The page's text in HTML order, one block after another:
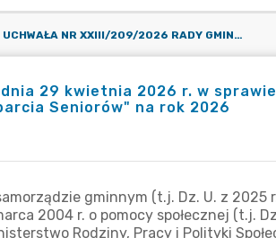
UCHWAŁA NR XXIII/209/2026 RADY GMINY KLESZCZEWO Z DNIA 29 KWIETNIA 2026 R. W SPRAWIE PRZYJĘCIA GMINNEGO PROGRAMU OSŁONOWEGO "KORPUS WSPARCIA SENIORÓW" NA ROK 2026
dnia 29 kwietnia 2026 r. w sprawie
Seniorów" na rok 2026